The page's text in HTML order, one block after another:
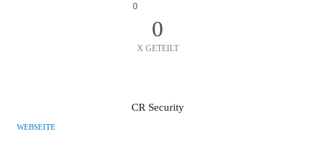
0
0
X GETEILT
U
CR Security
WEBSEITE